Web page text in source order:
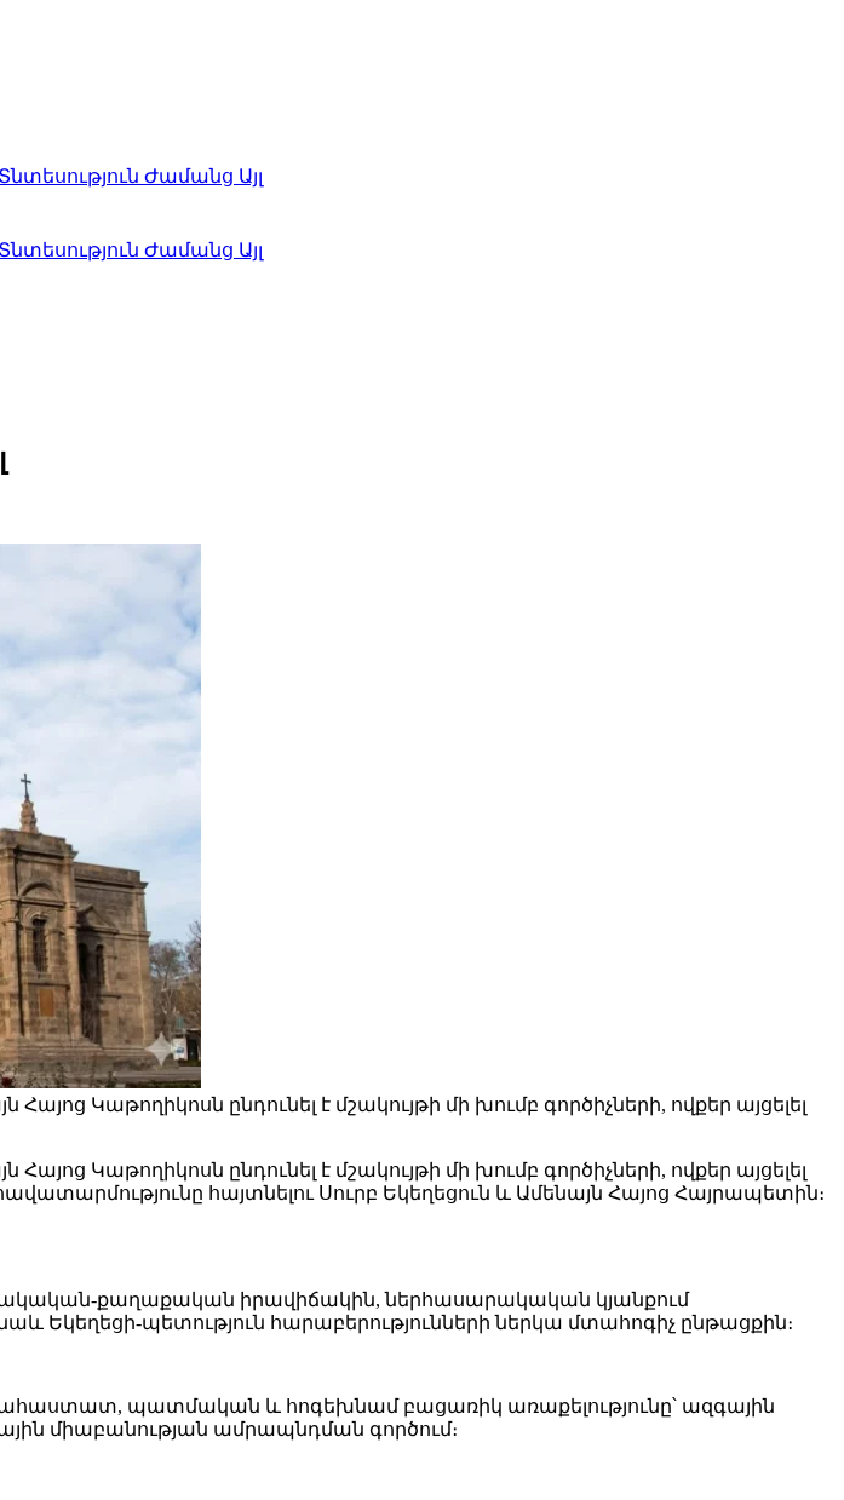
Տնտեսություն Ժամանց Այլ
Տնտեսություն Ժամանց Այլ
Կաթողիկոսն ընդունել է մշակույթի մի խումբ գործիչների, ովքեր այցելել
Կաթողիկոսն ընդունել է մշակույթի մի խումբ գործիչների, ովքեր այցելել
հայտնելու Սուրբ Եկեղեցուն և Ամենայն Հայոց Հայրապետին։
քաղաքական իրավիճակին, ներհասարակական կյանքում
Եկեղեցի-պետություն հարաբերությունների ներկա մտահոգիչ ընթացքին։
պատմական և հոգեխնամ բացառիկ առաքելությունը՝ ազգային
միաբանության ամրապնդման գործում։